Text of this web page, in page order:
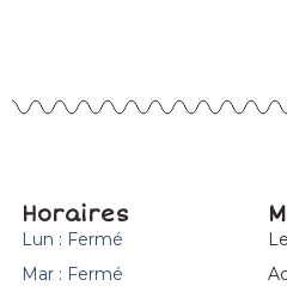
Horaires
Lun : Fermé
Mar : Fermé